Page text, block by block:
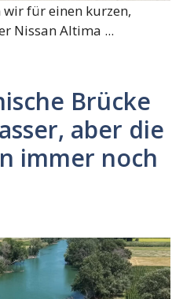
wir für einen kurzen,
Nissan Altima ...
Brücke
aber die
immer noch